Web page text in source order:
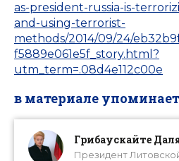
as-president-russia-is-
and-using-terrorist-
methods/2014/09/24/
f5889e061e5f_story.html?
utm_term=.08d4e112c00e
в материале
Грибаускайте
Президент